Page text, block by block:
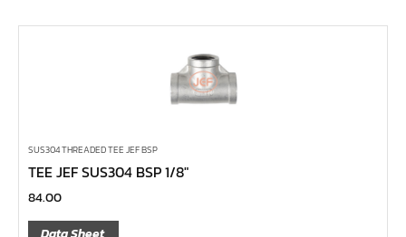
ลูกบ๊อกซ์ การบิน
ข้อต่อ
ด้ามขันบ๊อกซ์, ด้ามเลื่อน, ด้ามขันตัวแอล, ด้ามควง
ด้ามฟรี
บ๊อกซ์เดือยโผล่
SUS304 THREADED TEE JEF BSP
TEE JEF SUS304 BSP 1/8″
84.00